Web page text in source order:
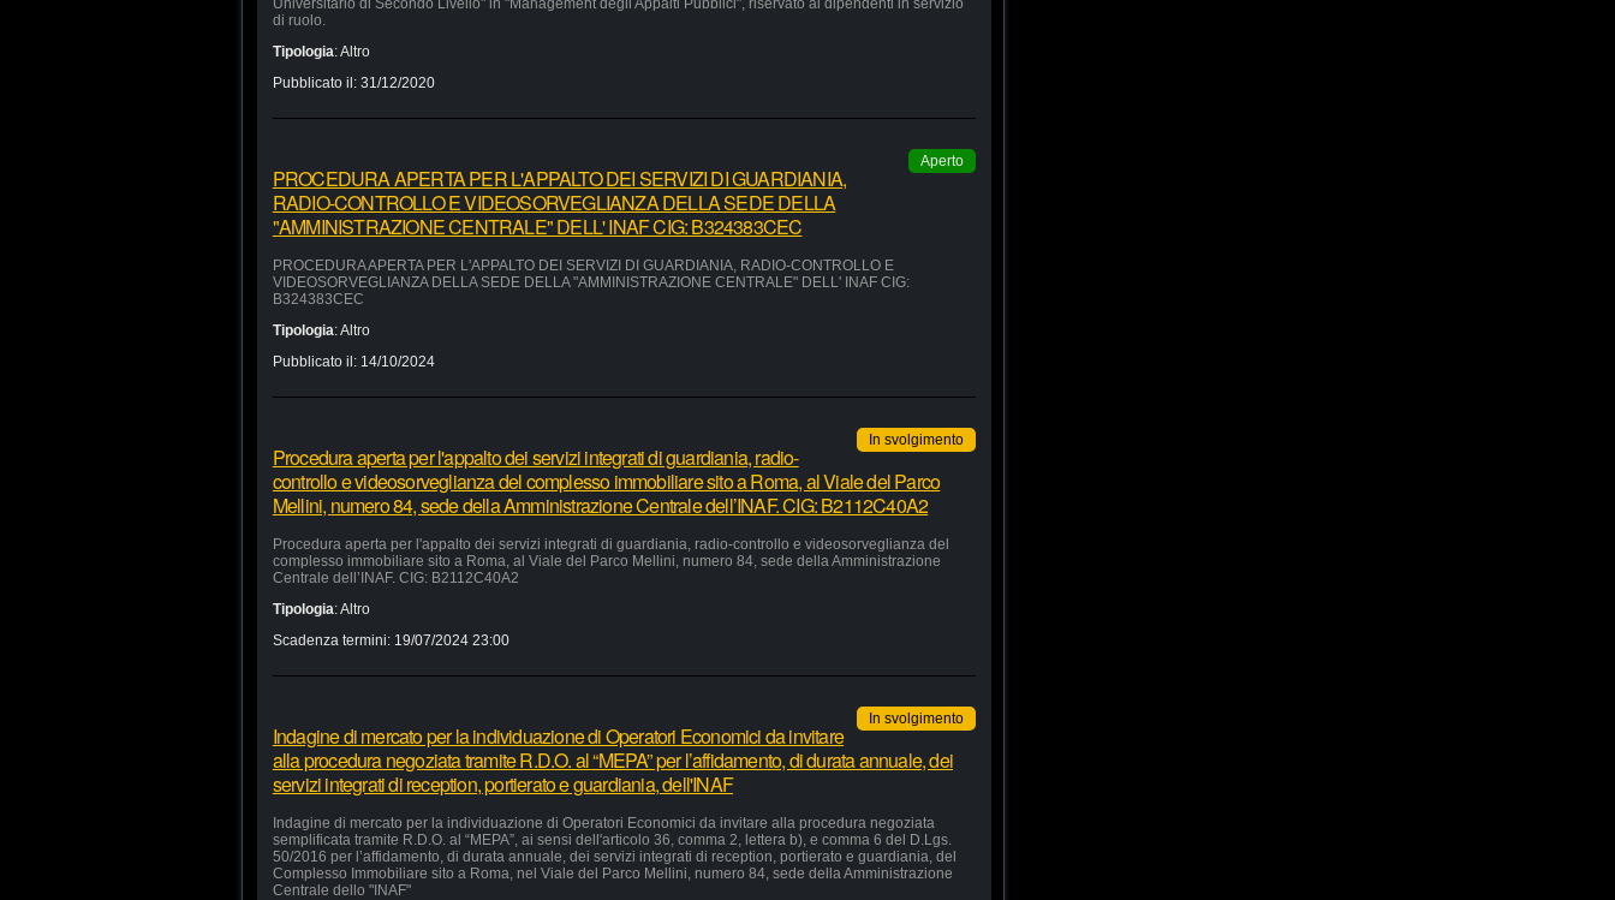
Universitario di Secondo Livello" in "Management degli Appalti Pubblici", riservato ai dipendenti in servizio
di ruolo.
Tipologia:Altro
Pubblicato il: 31/12/2020
Aperto
PROCEDURA APERTA PER L'APPALTO DEI SERVIZI DI GUARDIANIA,
RADIO-CONTROLLO E VIDEOSORVEGLIANZA DELLA SEDE DELLA
"AMMINISTRAZIONE CENTRALE" DELL' INAF CIG: B324383CEC
PROCEDURA APERTA PER L'APPALTO DEI SERVIZI DI GUARDIANIA, RADIO-CONTROLLO E
VIDEOSORVEGLIANZA DELLA SEDE DELLA "AMMINISTRAZIONE CENTRALE" DELL' INAF CIG:
B324383CEC
Tipologia:Altro
Pubblicato il: 14/10/2024
In svolgimento
Procedura aperta per l'appalto dei servizi integrati di guardiania, radio-
controllo e videosorveglianza del complesso immobiliare sito a Roma, al Viale del Parco
Mellini, numero 84, sede della Amministrazione Centrale dell’INAF. CIG: B2112C40A2
Procedura aperta per l'appalto dei servizi integrati di guardiania, radio-controllo e videosorveglianza del
complesso immobiliare sito a Roma, al Viale del Parco Mellini, numero 84, sede della Amministrazione
Centrale dell’INAF. CIG: B2112C40A2
Tipologia:Altro
Scadenza termini: 19/07/2024 23:00
In svolgimento
Indagine di mercato per la individuazione di Operatori Economici da invitare
alla procedura negoziata tramite R.D.O. al “MEPA” per l’affidamento, di durata annuale, dei
servizi integrati di reception, portierato e guardiania, dell'INAF
Indagine di mercato per la individuazione di Operatori Economici da invitare alla procedura negoziata
semplificata tramite R.D.O. al “MEPA”, ai sensi dell'articolo 36, comma 2, lettera b), e comma 6 del D.Lgs.
50/2016 per l’affidamento, di durata annuale, dei servizi integrati di reception, portierato e guardiania, del
Complesso Immobiliare sito a Roma, nel Viale del Parco Mellini, numero 84, sede della Amministrazione
Centrale dello "INAF"